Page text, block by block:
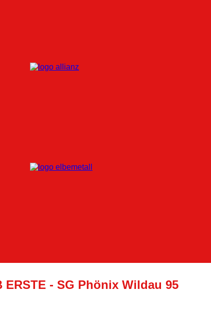
ERSTE - SG Phönix Wildau 95